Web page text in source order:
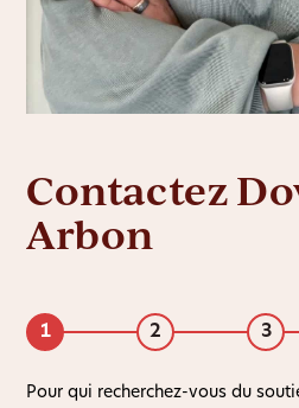
Contactez
Arbon
1 2 3
Pour qui recherchez-vous du